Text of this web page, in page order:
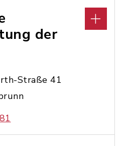
der
Straße 41